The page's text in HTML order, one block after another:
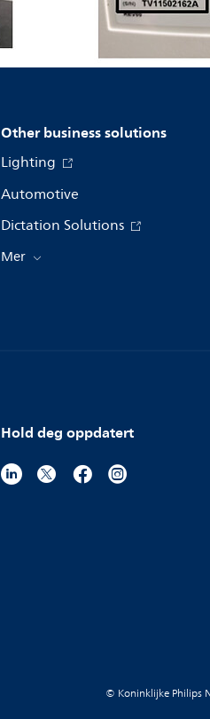
Other business solutions
Lighting
Automotive
Dictation Solutions
Mer
Hold deg oppdatert
© Koninklijke Philips